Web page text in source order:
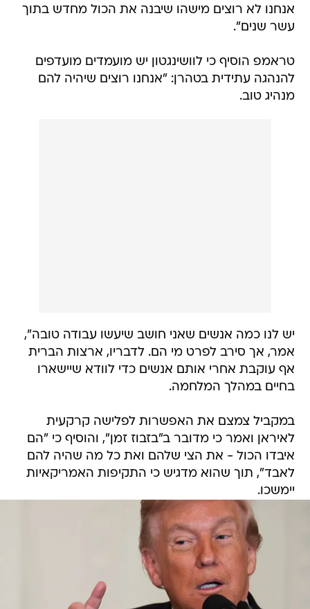
אנחנו לא רוצים מישהו שיבנה את הכול מחדש בתוך
עשר שנים".
טראמפ הוסיף כי לוושינגטון יש מועמדים מועדפים
להנהגה עתידית בטהרן: "אנחנו רוצים שיהיה להם
מנהיג טוב.
יש לנו כמה אנשים שאני חושב שיעשו עבודה טובה",
אמר, אך סירב לפרט מי הם. לדבריו, ארצות הברית
אף עוקבת אחרי אותם אנשים כדי לוודא שיישארו
בחיים במהלך המלחמה.
במקביל צמצם את האפשרות לפלישה קרקעית
לאיראן ואמר כי מדובר ב"בזבוז זמן", והוסיף כי "הם
איבדו הכול - את הצי שלהם ואת כל מה שהיה להם
לאבד", תוך שהוא מדגיש כי התקיפות האמריקאיות
יימשכו.